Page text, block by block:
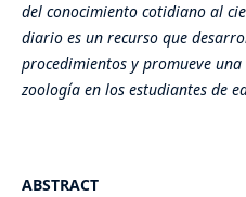
del conocimiento cotidiano al
diario es un recurso que
procedimientos y promueve
zoología en los estudiantes de
ABSTRACT